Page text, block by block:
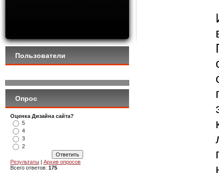
Пользователи
Опрос
Оценка Дизайна сайта?
5
4
3
2
Результаты | Архив опросов
Всего ответов: 175